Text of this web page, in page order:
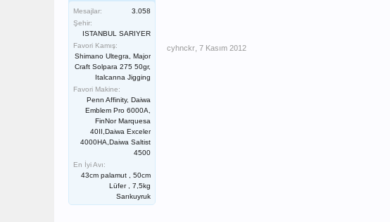
Mesajlar:
3.058
Şehir:
ISTANBUL SARIYER
Favori Kamış:
Shimano Ultegra, Major
Craft Solpara 275 50gr,
Italcanna Jigging
Favori Makine:
Penn Affinity, Daiwa
Emblem Pro 6000A,
FinNor Marquesa
40II,Daiwa Exceler
4000HA,Daiwa Saltist
4500
En İyi Avı:
43cm palamut , 50cm
Lüfer , 7,5kg
Sarıkuyruk
cyhnckr 7 Kasım 2012